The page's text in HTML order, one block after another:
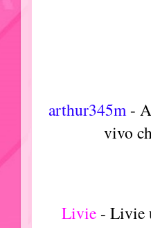
arthur345m -
vivo
Livie - Livie